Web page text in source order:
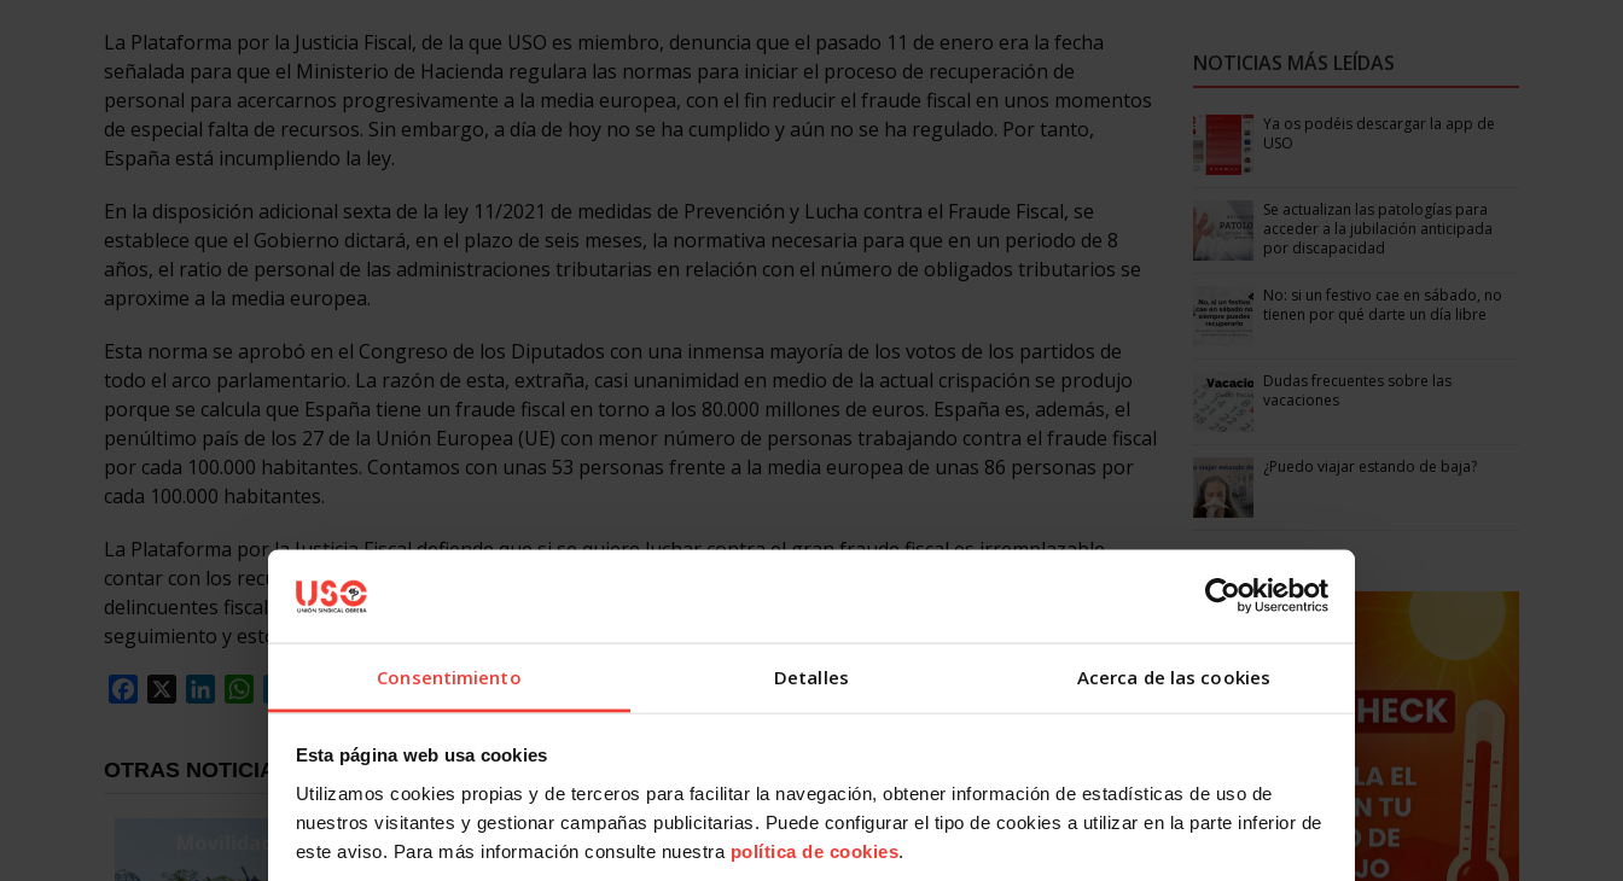
Consentimiento Detalles Acerca de las cookies
Esta página web usa cookies
Utilizamos cookies propias y de terceros para facilitar la navegación, obtener información de estadísticas de uso de
nuestros visitantes y gestionar campañas publicitarias. Puede configurar el tipo de cookies a utilizar en la parte inferior de
este aviso. Para más información consulte nuestra política de cookies.
La Plataforma por la Justicia Fiscal, de la que USO es miembro, denuncia que el pasado 11 de enero era la fecha
señalada para que el Ministerio de Hacienda regulara las normas para iniciar el proceso de recuperación de
personal para acercarnos progresivamente a la media europea, con el fin reducir el fraude fiscal en unos momentos
de especial falta de recursos. Sin embargo, a día de hoy no se ha cumplido y aún no se ha regulado. Por tanto,
España está incumpliendo la ley.
En la disposición adicional sexta de la ley 11/2021 de medidas de Prevención y Lucha contra el Fraude Fiscal, se
establece que el Gobierno dictará, en el plazo de seis meses, la normativa necesaria para que en un periodo de 8
años, el ratio de personal de las administraciones tributarias en relación con el número de obligados tributarios se
aproxime a la media europea.
Esta norma se aprobó en el Congreso de los Diputados con una inmensa mayoría de los votos de los partidos de
todo el arco parlamentario. La razón de esta, extraña, casi unanimidad en medio de la actual crispación se produjo
porque se calcula que España tiene un fraude fiscal en torno a los 80.000 millones de euros. España es, además, el
penúltimo país de los 27 de la Unión Europea (UE) con menor número de personas trabajando contra el fraude fiscal
por cada 100.000 habitantes. Contamos con unas 53 personas frente a la media europea de unas 86 personas por
cada 100.000 habitantes.
La Plataforma por la Justicia Fiscal defiende que si se quiere luchar contra el gran fraude fiscal es irremplazable
contar con los recursos personales necesarios cuanto antes, ya que el seguimiento y la lucha contra los grandes
delincuentes fiscales, grandes empresas y grandes fortunas, requieren un enorme esfuerzo de investigación y
seguimiento y esto es imposible de realizar sin los medios necesarios.
Facebook
LinkedIn Telegram
EmailCompartir
OTRAS NOTICIAS
NOTICIAS MÁS LEÍDAS
Ya os podéis descargar la app de
USO
Se actualizan las patologías para
acceder a la jubilación anticipada
por discapacidad
No: si un festivo cae en sábado, no
tienen por qué darte un día libre
Dudas frecuentes sobre las
vacaciones
¿Puedo viajar estando de baja?